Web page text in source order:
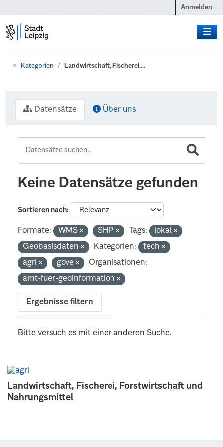
Anmelden
Kategorien Landwirtschaft, Fischerei,...
Landwirtschaft, Fischerei, Forstwirtschaft und
Nahrungsmittel
Datensätze Über uns
Keine Datensätze gefunden
Sortieren nach
Formate: WMS SHP Tags:
lokal
Geobasisdaten
Kategorien:
tech
agri
gove
Organisationen:
amt-fuer-geoinformation
Ergebnisse filtern
Bitte versuch es mit einer anderen Suche.